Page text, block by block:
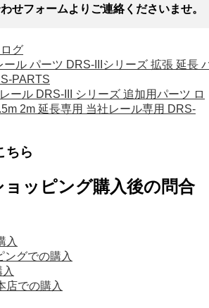
せフォームよりご連絡くださいませ。
グ
ール パーツ DRS-IIIシリーズ 拡張 延長
PARTS
ール DRS-III シリーズ 追加用パーツ ロ
2m 延長専用 当社レール専用 DRS-
ちら
ッピング購入後の問合
入
ングでの購入
店での購入